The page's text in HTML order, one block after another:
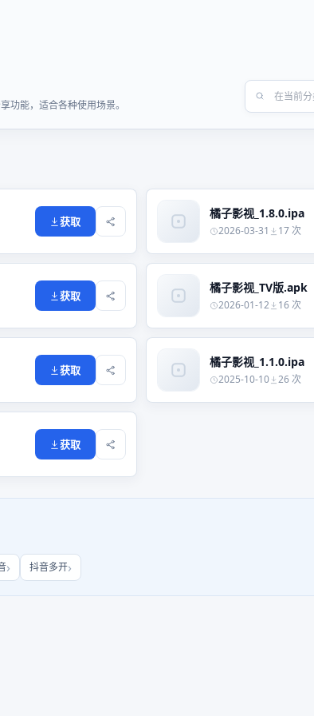
功能，适合各种使用场景。
获取
橘子影视_1.8.0.ipa
2026-03-31 17 次
获取
橘子影视_TV版.apk
2026-01-12 16 次
获取
橘子影视_1.1.0.ipa
2025-10-10 26 次
获取
抖音多开